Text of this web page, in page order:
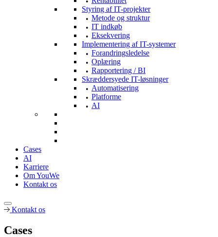
Styring af IT-projekter
Metode og struktur
IT indkøb
Eksekvering
Implementering af IT-systemer
Forandringsledelse
Oplæring
Rapportering / BI
Skræddersyede IT-løsninger
Automatisering
Platforme
AI
Cases
AI
Karriere
Om YouWe
Kontakt os
Kontakt os
Cases